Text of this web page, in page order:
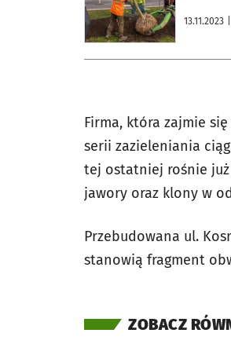
13.11.2023
Firma, która zajmie
serii zazieleniania
tej ostatniej rośnie już
jawory oraz klony w
Przebudowana ul.
stanowią fragment
ZOBACZ